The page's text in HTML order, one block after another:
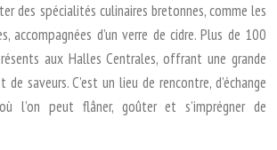
des spécialités culinaires bretonnes, comme les
accompagnées d’un verre de cidre. Plus de 100
aux Halles Centrales, offrant une grande
saveurs. C’est un lieu de rencontre, d’échange
l’on peut flâner, goûter et s’imprégner de